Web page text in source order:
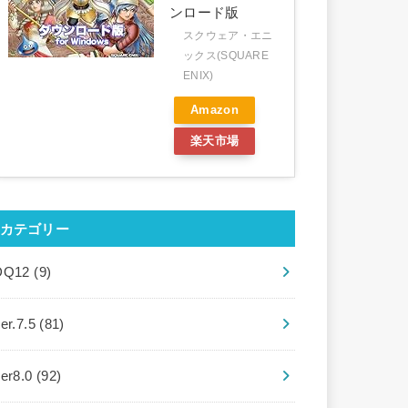
ンロード版
スクウェア・エニ
ックス(SQUARE
ENIX)
Amazon
楽天市場
カテゴリー
(9)
(81)
(92)